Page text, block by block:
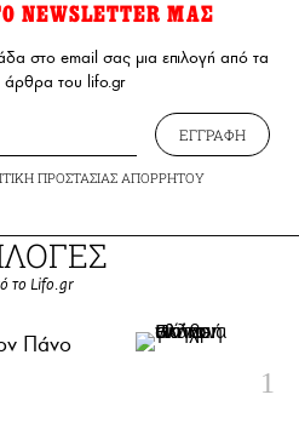
NEWSLETTER ΜΑΣ
στο email σας μια επιλογή από τα
άρθρα του lifo.gr
ΕΓΓΡΑΦΗ
ΠΡΟΣΤΑΣΙΑΣ ΑΠΟΡΡΗΤΟΥ
το Lifo.gr
Πάνο